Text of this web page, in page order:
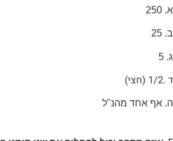
א. 250
ב. 25
ג. 5
ד .1/2 (חצי)
ה. אף אחד מהנ"ל